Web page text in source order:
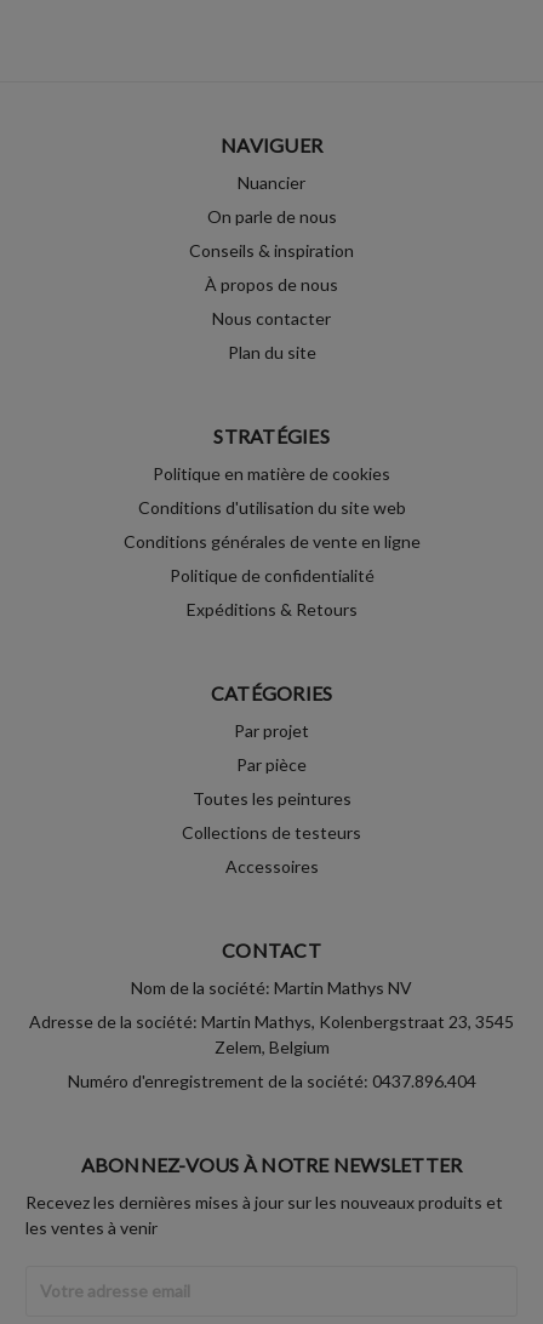
NAVIGUER
Nuancier
On parle de nous
Conseils & inspiration
À propos de nous
Nous contacter
Plan du site
STRATÉGIES
Politique en matière de cookies
Conditions d'utilisation du site web
Conditions générales de vente en ligne
Politique de confidentialité
Expéditions & Retours
CATÉGORIES
Par projet
Par pièce
Toutes les peintures
Collections de testeurs
Accessoires
CONTACT
Nom de la société: Martin Mathys NV
Adresse de la société: Martin Mathys, Kolenbergstraat 23, 3545
Zelem, Belgium
Numéro d'enregistrement de la société: 0437.896.404
ABONNEZ-VOUS À NOTRE NEWSLETTER
Recevez les dernières mises à jour sur les nouveaux produits et
les ventes à venir
Email